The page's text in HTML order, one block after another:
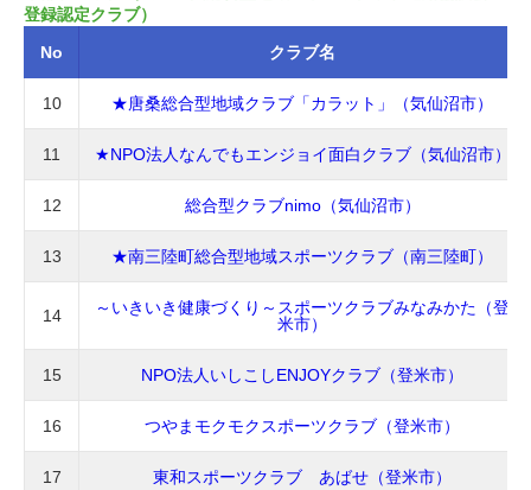
登録認定クラブ）
No
クラブ名
10 ★唐桑総合型地域クラブ「カラット」（気仙沼市）
11 ★NPO法人なんでもエンジョイ面白クラブ（気仙沼市）
12 総合型クラブnimo（気仙沼市）
13 ★南三陸町総合型地域スポーツクラブ（南三陸町）
14
～いきいき健康づくり～スポーツクラブみなみかた（登
米市）
15 NPO法人いしこしENJOYクラブ（登米市）
16 つやまモクモクスポーツクラブ（登米市）
17 東和スポーツクラブ あばせ（登米市）